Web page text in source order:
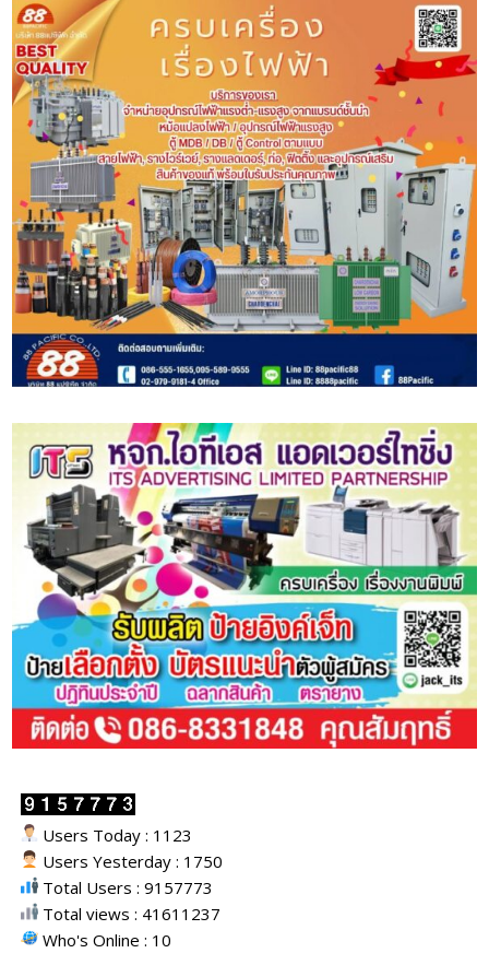
Users Today : 1123
Users Yesterday : 1750
Total Users : 9157773
Total views : 41611237
Who's Online : 10